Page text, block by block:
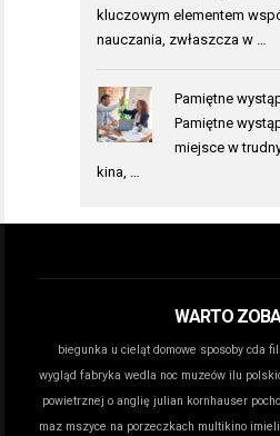
kluczowym elementem
nauczania, zwłaszcza w …
Pamiętne
Pamiętne
miejsce w
kina, …
WARTO
biegunka u cieląt domowe sposoby cda
wygląd fabryka wedla noc muzeów ilu
powietrznej o anglię julian kornhauser
maz mszyce na porzeczkach multikino